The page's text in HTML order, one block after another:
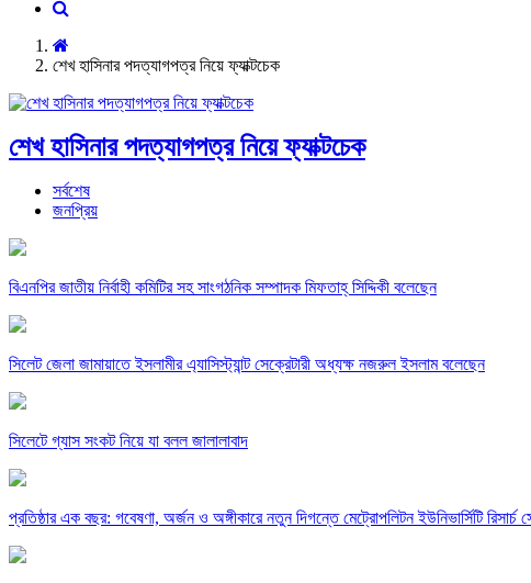
শেখ হাসিনার পদত্যাগপত্র নিয়ে ফ্যাক্টচেক
শেখ হাসিনার পদত্যাগপত্র নিয়ে ফ্যাক্টচেক
সর্বশেষ
জনপ্রিয়
বিএনপির জাতীয় নির্বাহী কমিটির সহ সাংগঠনিক সম্পাদক মিফতাহ্ সিদ্দিকী বলেছেন
সিলেট জেলা জামায়াতে ইসলামীর এ্যাসিস্ট্যান্ট সেক্রেটারী অধ্যক্ষ নজরুল ইসলাম বলেছেন
সিলেটে গ্যাস সংকট নিয়ে যা বলল জালালাবাদ
প্রতিষ্ঠার এক বছর: গবেষণা, অর্জন ও অঙ্গীকারে নতুন দিগন্তে মেট্রোপলিটন ইউনিভার্সিটি রিসার্চ